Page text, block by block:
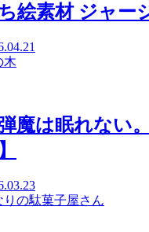
絵素材 ジャー
木
魔は眠れない
りの駄菓子屋さん